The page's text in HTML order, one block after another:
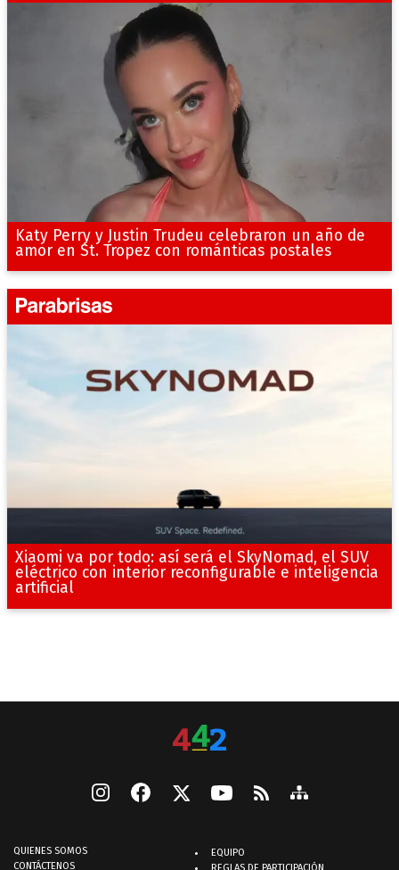
Katy Perry y Justin Trudeu celebraron un año de
amor en St. Tropez con románticas postales
Xiaomi va por todo: así será el SkyNomad, el SUV
eléctrico con interior reconfigurable e inteligencia
artificial
QUIENES SOMOS
CONTÁCTENOS
EQUIPO